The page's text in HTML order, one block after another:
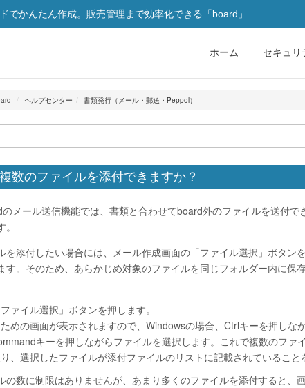
でかんたん作成。販売管理まで効率化できる「board」
ホーム セキュリ
ヘルプセンター 書類発行（メール・郵送・Peppol）
数のファイルを添付できますか？
メール送信機能では、書類と合わせてboard外のファイルを送付で
を添付したい場合には、メール作成画面の「ファイル選択」ボタン
す。そのため、あらかじめ対象のファイルを同じフォルダー内に保
ァイル選択」ボタンを押します。
めの画面が表示されますので、Windowsの場合、Ctrlキーを押しな
キーを押しながらファイルを選択します。これで複数のファ
、選択したファイルが添付ファイルのリストに記載されていること
の数に制限はありませんが、あまり多くのファイルを添付すると、